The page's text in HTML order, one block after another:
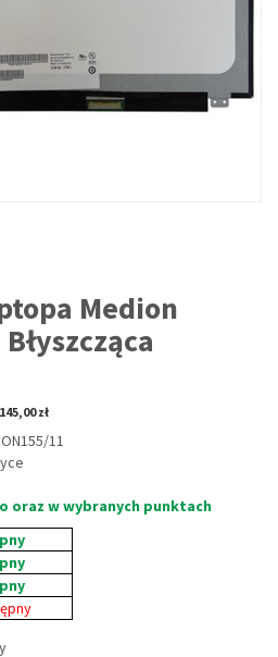
Medion
145,00 zł
11
oraz w wybranych punktach